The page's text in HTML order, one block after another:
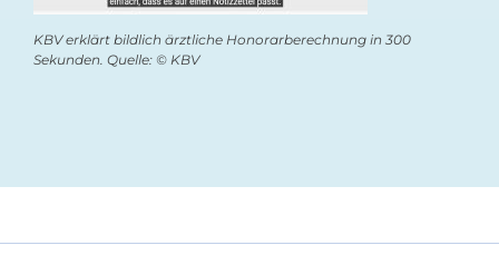
KBV erklärt bildlich ärztliche Honorarberechnung in 300
Sekunden. Quelle: © KBV